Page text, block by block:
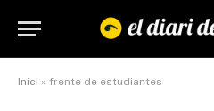
Inici » frente de estudiantes